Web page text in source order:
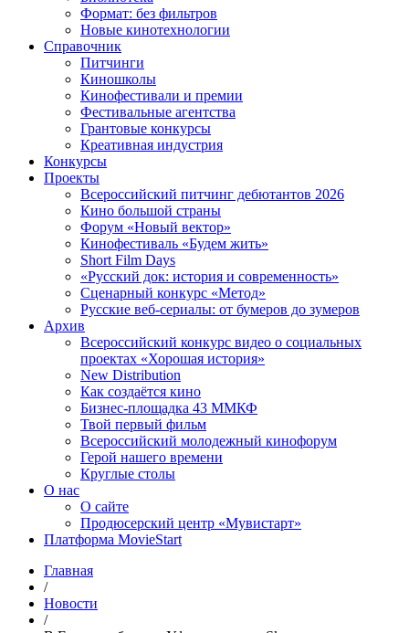
Формат: без фильтров
Новые кинотехнологии
Справочник
Питчинги
Киношколы
Кинофестивали и премии
Фестивальные агентства
Грантовые конкурсы
Креативная индустрия
Конкурсы
Проекты
Всероссийский питчинг дебютантов 2026
Кино большой страны
Форум «Новый вектор»
Кинофестиваль «Будем жить»
Short Film Days
«Русский док: история и современность»
Сценарный конкурс «Метод»
Русские веб-сериалы: от бумеров до зумеров
Архив
Всероссийский конкурс видео о социальных
проектах «Хорошая история»
New Distribution
Как создаётся кино
Бизнес-площадка 43 ММКФ
Твой первый фильм
Всероссийский молодежный кинофорум
Герой нашего времени
Круглые столы
О нас
О сайте
Продюсерский центр «Мувистарт»
Платформа MovieStart
Главная
/
Новости
/